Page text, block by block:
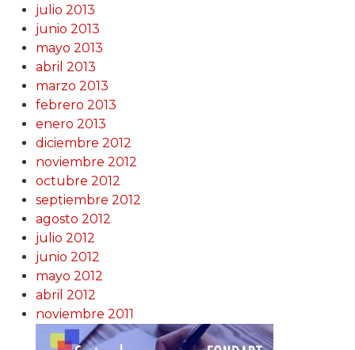
julio 2013
junio 2013
mayo 2013
abril 2013
marzo 2013
febrero 2013
enero 2013
diciembre 2012
noviembre 2012
octubre 2012
septiembre 2012
agosto 2012
julio 2012
junio 2012
mayo 2012
abril 2012
noviembre 2011